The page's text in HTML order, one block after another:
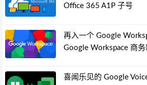
Office 365 A1P 子号
再入一个 Google
Google Workspace 商
喜闻乐见的 Google